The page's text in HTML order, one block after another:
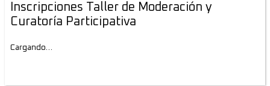
Inscripciones Taller de Moderación y
Curatoría Participativa
Cargando…